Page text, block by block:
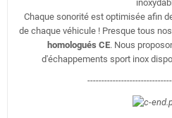
Chaque sonorité est optimisée afin
de chaque véhicule ! Presque tous
homologués CE. Nous
d'échappements sport inox